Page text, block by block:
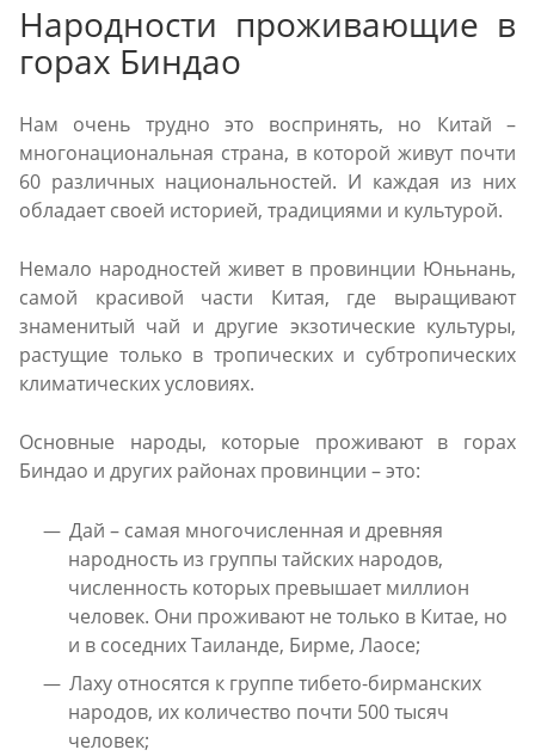
Народности проживающие в
горах Биндао
Нам очень трудно это воспринять, но Китай –
многонациональная страна, в которой живут почти
60 различных национальностей. И каждая из них
обладает своей историей, традициями и культурой.
Немало народностей живет в провинции Юньнань,
самой красивой части Китая, где выращивают
знаменитый чай и другие экзотические культуры,
растущие только в тропических и субтропических
климатических условиях.
Основные народы, которые проживают в горах
Биндао и других районах провинции – это:
Дай – самая многочисленная и древняя
народность из группы тайских народов,
численность которых превышает миллион
человек. Они проживают не только в Китае, но
и в соседних Таиланде, Бирме, Лаосе;
Лаху относятся к группе тибето-бирманских
народов, их количество почти 500 тысяч
человек;